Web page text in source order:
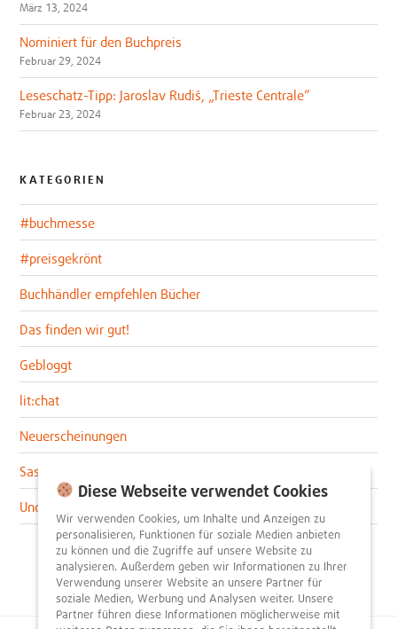
März 13, 2024
Nominiert für den Buchpreis
Februar 29, 2024
Leseschatz-Tipp: Jaroslav Rudiš, „Trieste Centrale“
Februar 23, 2024
KATEGORIEN
#buchmesse
#preisgekrönt
Buchhändler empfehlen Bücher
Das finden wir gut!
Gebloggt
lit:chat
Neuerscheinungen
Sascha im lit:blog
Uncategorized
Diese Webseite verwendet Cookies
Wir verwenden Cookies, um Inhalte und Anzeigen zu
personalisieren, Funktionen für soziale Medien anbieten
zu können und die Zugriffe auf unsere Website zu
analysieren. Außerdem geben wir Informationen zu Ihrer
Verwendung unserer Website an unsere Partner für
soziale Medien, Werbung und Analysen weiter. Unsere
Partner führen diese Informationen möglicherweise mit